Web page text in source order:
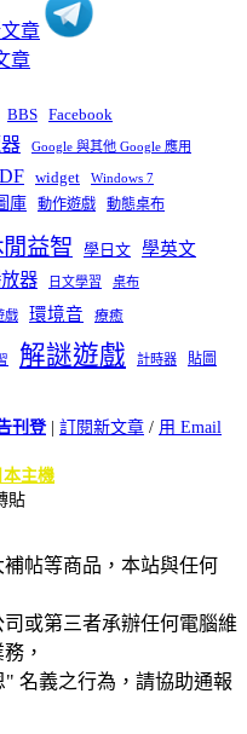
BBS Facebook
Google 與其他 Google 應用
widget Windows 7
庫 動作遊戲 動態桌布
益智 學日文 學英文
器 日文學習 桌布
戲 環境音 療癒
解謎遊戲 計時器
貼圖
刊登| 訂閱新文章 / 用 Email
主機
貼
帖等商品，本站與任何
或第三者承辦任何電腦維
，
名義之行為，請協助通報